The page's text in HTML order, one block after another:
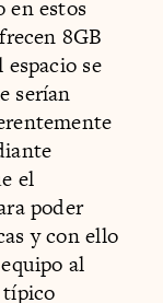
en estos
8GB
se
serían
el
poder
y con ello
al